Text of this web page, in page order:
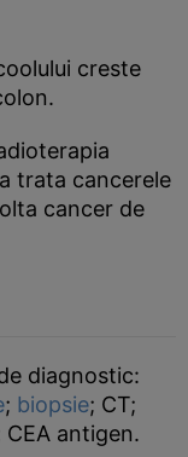
creste
trata cancerele
cancer de
diagnostic:
; biopsie; CT;
antigen.